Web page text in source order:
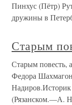
Пинхус (Пётр)
дружины в
Старым
Старым повесть,
Федора
(Рязанском.—А.